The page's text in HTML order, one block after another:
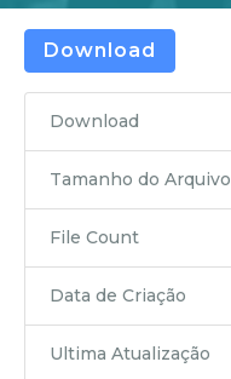
Download
Download
Tamanho do Arquivo
File Count
Data de Criação
Ultima Atualização